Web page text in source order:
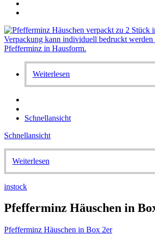
Weiterlesen
Schnellansicht
Schnellansicht
Weiterlesen
instock
Pfefferminz Häuschen in
Pfefferminz Häuschen in Box 2er